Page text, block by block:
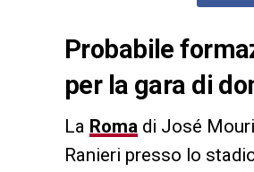
Probabile
per la gara di
La Roma di José
Ranieri presso lo